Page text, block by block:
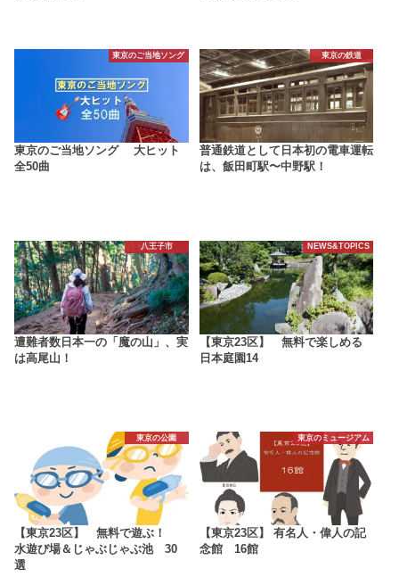
東京のご当地ソング
東京のご当地ソング 大ヒット
全50曲
東京の鉄道
普通鉄道として日本初の電車運転
は、飯田町駅〜中野駅！
八王子市
遭難者数日本一の「魔の山」、実
は高尾山！
NEWS&TOPICS
【東京23区】 無料で楽しめる
日本庭園14
東京の公園
【東京23区】 無料で遊ぶ！
水遊び場＆じゃぶじゃぶ池 30
選
東京のミュージアム
【東京23区】 有名人・偉人の記
念館 16館